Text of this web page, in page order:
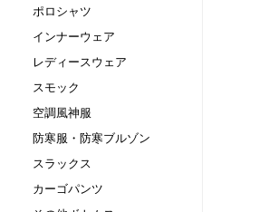
ポロシャツ
インナーウェア
レディースウェア
スモック
空調風神服
防寒服・防寒ブルゾン
スラックス
カーゴパンツ